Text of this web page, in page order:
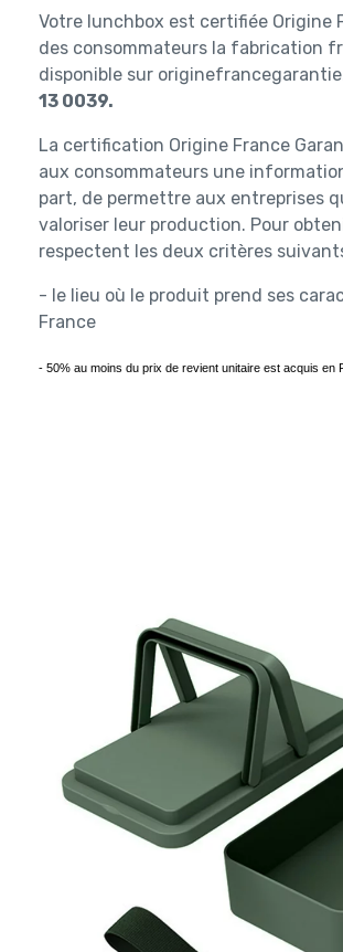
Votre lunchbox est certifiée Origine
des consommateurs la fabrication
disponible sur
13 0039.
La certification Origine France
aux consommateurs une
part, de permettre aux entreprises
valoriser leur production. Pour
respectent les deux critères
- le lieu où le produit prend ses
France
- 50% au moins du prix de revient unitaire est acquis en